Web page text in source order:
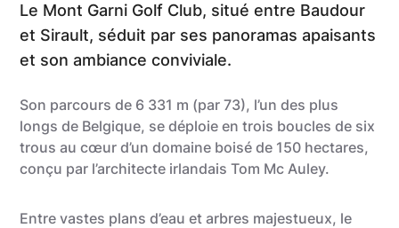
Le Mont Garni Golf Club, situé entre Baudour
et Sirault, séduit par ses panoramas apaisants
et son ambiance conviviale.
Son parcours de 6 331 m (par 73), l’un des plus
longs de Belgique, se déploie en trois boucles de six
trous au cœur d’un domaine boisé de 150 hectares,
conçu par l’architecte irlandais Tom Mc Auley.
Entre vastes plans d’eau et arbres majestueux, le